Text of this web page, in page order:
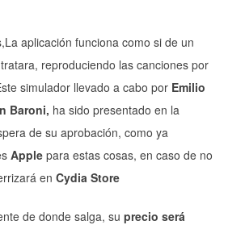
aplicación funciona como si de un
reproduciendo las canciones por
simulador llevado a cabo por Emilio
Baroni, ha sido presentado en la
de su aprobación, como ya
Apple para estas cosas, en caso de no
en Cydia Store
de donde salga, su precio será